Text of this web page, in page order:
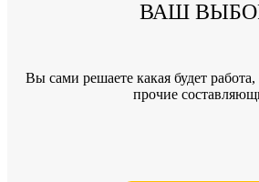
ВАШ
Вы сами решаете какая будет
прочие